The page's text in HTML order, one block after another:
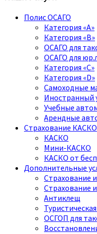
Полис ОСАГО
Категория «A»
Категория «B»
ОСАГО для
ОСАГО для
Категория «C»
Категория «D»
Самоходные
Иностранный
Учебные
Арендные
Страхование КАСКО
КАСКО
Мини-КАСКО
КАСКО от
Дополнительные
Страхование
Страхование
Антиклещ
ОСГОП для